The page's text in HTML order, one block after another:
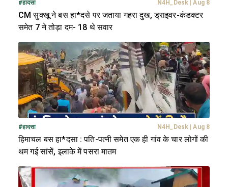
#हादसा N4H_Desk Aug 8
CM सुक्खू ने बस हा*दसे पर जताया गहरा दुख, ड्राइवर-कंडक्टर
समेत 7 ने तोड़ा दम- 18 थे सवार
#हादसा N4H_Desk Aug 8
हिमाचल बस हा*दसा : पति-पत्नी समेत एक ही गांव के चार लोगों की
थम गई सांसें, इलाके में पसरा मातम